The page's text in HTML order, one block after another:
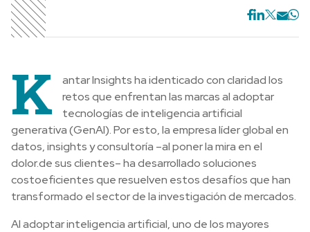
K
antar Insights ha identicado con claridad los
retos que enfrentan las marcas al adoptar
tecnologías de inteligencia artificial
generativa (GenAI). Por esto, la empresa líder global en
datos, insights y consultoría –al poner la mira en el
dolor.de sus clientes– ha desarrollado soluciones
costoeficientes que resuelven estos desafíos que han
transformado el sector de la investigación de mercados.
Al adoptar inteligencia artificial, uno de los mayores